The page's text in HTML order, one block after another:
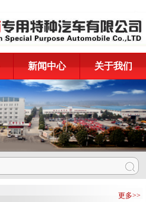
新闻中心 关于我们
更多>>